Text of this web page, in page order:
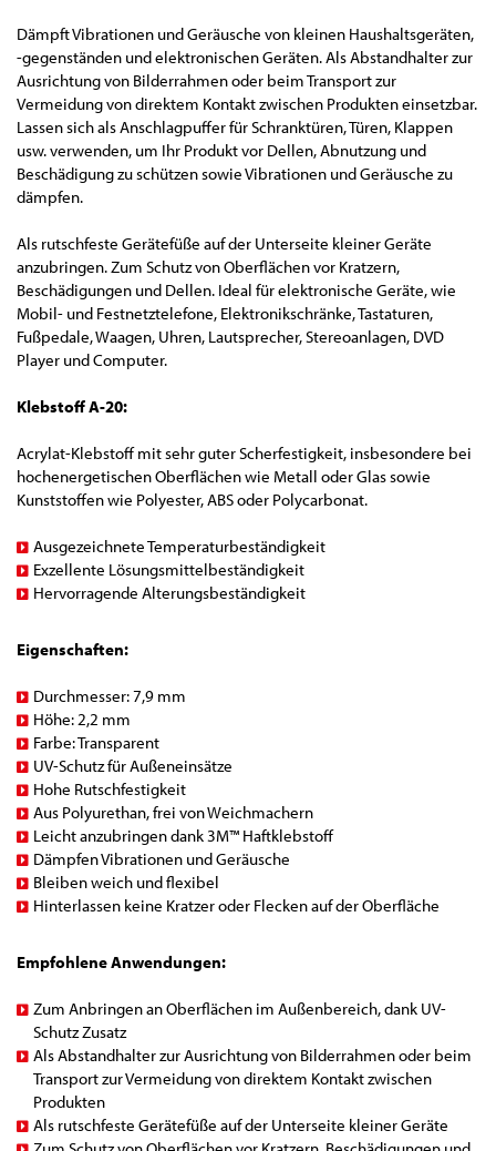
Dämpft Vibrationen und Geräusche von kleinen Haushaltsgeräten,
-gegenständen und elektronischen Geräten. Als Abstandhalter zur
Ausrichtung von Bilderrahmen oder beim Transport zur
Vermeidung von direktem Kontakt zwischen Produkten einsetzbar.
Lassen sich als Anschlagpuffer für Schranktüren, Türen, Klappen
usw. verwenden, um Ihr Produkt vor Dellen, Abnutzung und
Beschädigung zu schützen sowie Vibrationen und Geräusche zu
dämpfen.
Als rutschfeste Gerätefüße auf der Unterseite kleiner Geräte
anzubringen. Zum Schutz von Oberflächen vor Kratzern,
Beschädigungen und Dellen. Ideal für elektronische Geräte, wie
Mobil- und Festnetztelefone, Elektronikschränke, Tastaturen,
Fußpedale, Waagen, Uhren, Lautsprecher, Stereoanlagen, DVD
Player und Computer.
Klebstoff A-20:
Acrylat-Klebstoff mit sehr guter Scherfestigkeit, insbesondere bei
hochenergetischen Oberflächen wie Metall oder Glas sowie
Kunststoffen wie Polyester, ABS oder Polycarbonat.
Ausgezeichnete Temperaturbeständigkeit
Exzellente Lösungsmittelbeständigkeit
Hervorragende Alterungsbeständigkeit
Eigenschaften:
Durchmesser: 7,9 mm
Höhe: 2,2 mm
Farbe: Transparent
UV-Schutz für Außeneinsätze
Hohe Rutschfestigkeit
Aus Polyurethan, frei von Weichmachern
Leicht anzubringen dank 3M™ Haftklebstoff
Dämpfen Vibrationen und Geräusche
Bleiben weich und flexibel
Hinterlassen keine Kratzer oder Flecken auf der Oberfläche
Empfohlene Anwendungen:
Zum Anbringen an Oberflächen im Außenbereich, dank UV-
Schutz Zusatz
Als Abstandhalter zur Ausrichtung von Bilderrahmen oder beim
Transport zur Vermeidung von direktem Kontakt zwischen
Produkten
Als rutschfeste Gerätefüße auf der Unterseite kleiner Geräte